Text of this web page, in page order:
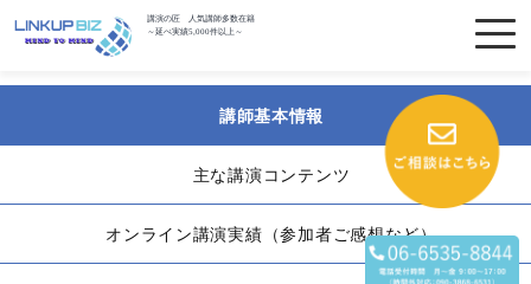
講演の匠 人気講師多数在籍
～延べ実績5,000件以上～
講師基本情報
主な講演コンテンツ
オンライン講演実績（参加者ご感想など）